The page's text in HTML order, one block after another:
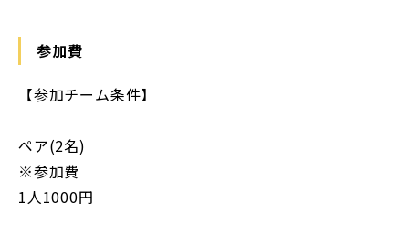
参加費
【参加チーム条件】
ペア(2名)
※参加費
1人1000円